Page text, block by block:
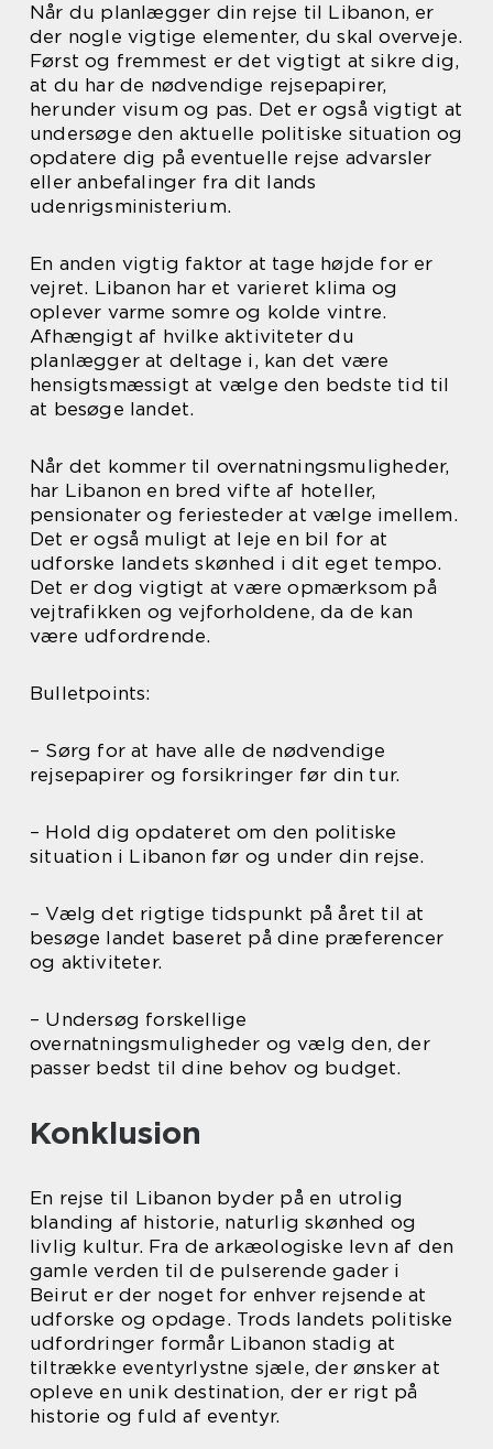
Når du planlægger din rejse til Libanon, er
der nogle vigtige elementer, du skal overveje.
Først og fremmest er det vigtigt at sikre dig,
at du har de nødvendige rejsepapirer,
herunder visum og pas. Det er også vigtigt at
undersøge den aktuelle politiske situation og
opdatere dig på eventuelle rejse advarsler
eller anbefalinger fra dit lands
udenrigsministerium.
En anden vigtig faktor at tage højde for er
vejret. Libanon har et varieret klima og
oplever varme somre og kolde vintre.
Afhængigt af hvilke aktiviteter du
planlægger at deltage i, kan det være
hensigtsmæssigt at vælge den bedste tid til
at besøge landet.
Når det kommer til overnatningsmuligheder,
har Libanon en bred vifte af hoteller,
pensionater og feriesteder at vælge imellem.
Det er også muligt at leje en bil for at
udforske landets skønhed i dit eget tempo.
Det er dog vigtigt at være opmærksom på
vejtrafikken og vejforholdene, da de kan
være udfordrende.
Bulletpoints:
– Sørg for at have alle de nødvendige
rejsepapirer og forsikringer før din tur.
– Hold dig opdateret om den politiske
situation i Libanon før og under din rejse.
– Vælg det rigtige tidspunkt på året til at
besøge landet baseret på dine præferencer
og aktiviteter.
– Undersøg forskellige
overnatningsmuligheder og vælg den, der
passer bedst til dine behov og budget.
Konklusion
En rejse til Libanon byder på en utrolig
blanding af historie, naturlig skønhed og
livlig kultur. Fra de arkæologiske levn af den
gamle verden til de pulserende gader i
Beirut er der noget for enhver rejsende at
udforske og opdage. Trods landets politiske
udfordringer formår Libanon stadig at
tiltrække eventyrlystne sjæle, der ønsker at
opleve en unik destination, der er rigt på
historie og fuld af eventyr.